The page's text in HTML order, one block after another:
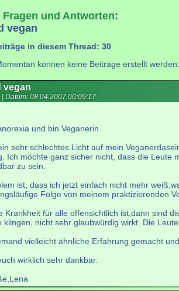
Fragen und Antworten:
vegan
in diesem Thread: 30
können keine Beiträge erstellt werden.
vegan
Datum: 08.04.2007 00:09:17
und bin Veganerin.
sehr schlechtes Licht auf mein
Ich möchte ganz sicher nicht, dass die Leute
zu sein.
ist, dass ich jetzt einfach nicht mehr
Folge von meinem praktizierenden
Krankheit für alle offensichtlich ist,dann sind
klingen, nicht sehr glaubwürdig wirkt. Die
vielleicht ähnliche Erfahrung gemacht
wirklich sehr dankbar.